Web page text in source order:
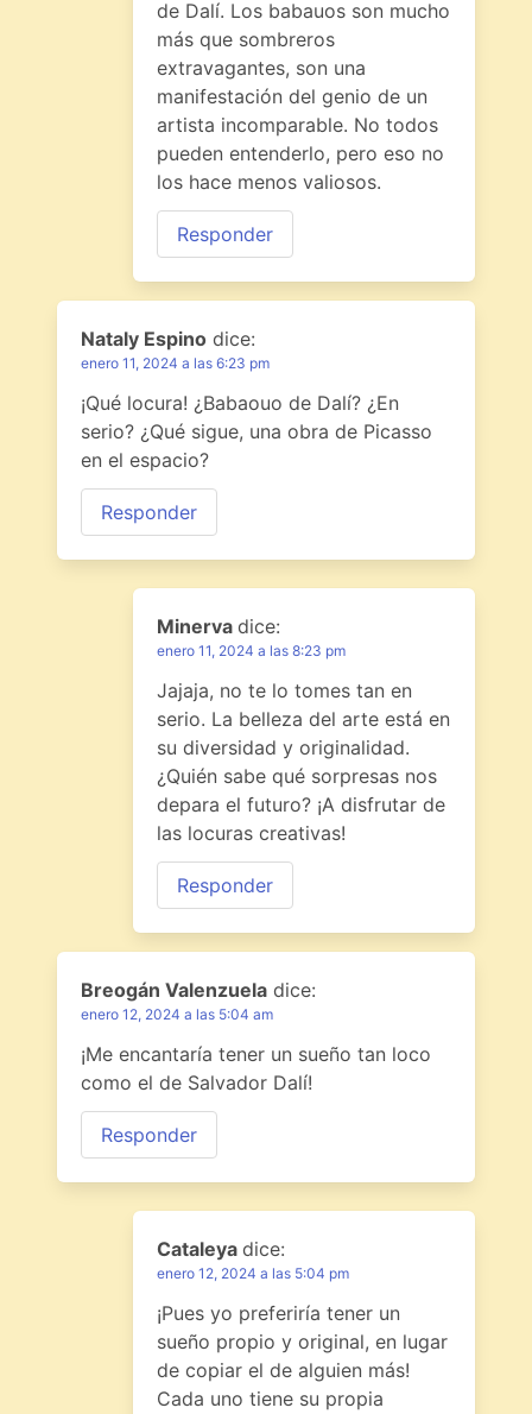
de Dalí. Los babauos son mucho
más que sombreros
extravagantes, son una
manifestación del genio de un
artista incomparable. No todos
pueden entenderlo, pero eso no
los hace menos valiosos.
Responder
Nataly Espino dice:
enero 11, 2024 a las 6:23 pm
¡Qué locura! ¿Babaouo de Dalí? ¿En
serio? ¿Qué sigue, una obra de Picasso
en el espacio?
Responder
Minerva dice:
enero 11, 2024 a las 8:23 pm
Jajaja, no te lo tomes tan en
serio. La belleza del arte está en
su diversidad y originalidad.
¿Quién sabe qué sorpresas nos
depara el futuro? ¡A disfrutar de
las locuras creativas!
Responder
Breogán Valenzuela dice:
enero 12, 2024 a las 5:04 am
¡Me encantaría tener un sueño tan loco
como el de Salvador Dalí!
Responder
Cataleya dice:
enero 12, 2024 a las 5:04 pm
¡Pues yo preferiría tener un
sueño propio y original, en lugar
de copiar el de alguien más!
Cada uno tiene su propia